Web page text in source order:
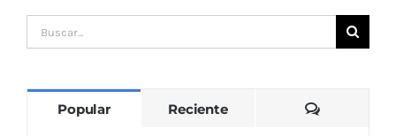
Buscar:
Popular Reciente